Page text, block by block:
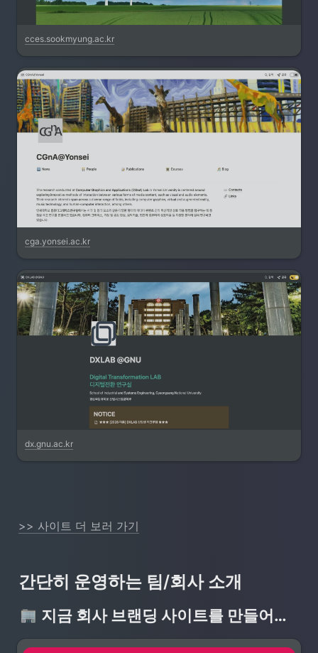
cces.sookmyung.ac.kr
cga.yonsei.ac.kr
dx.gnu.ac.kr
>> 사이트 더 보러 가기
간단히 운영하는 팀/회사 소개
지금 회사 브랜딩 사이트를 만들어보세요